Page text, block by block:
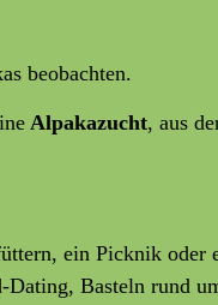
beobachten.
Alpakazucht, aus
ein Picknik oder
Basteln rund